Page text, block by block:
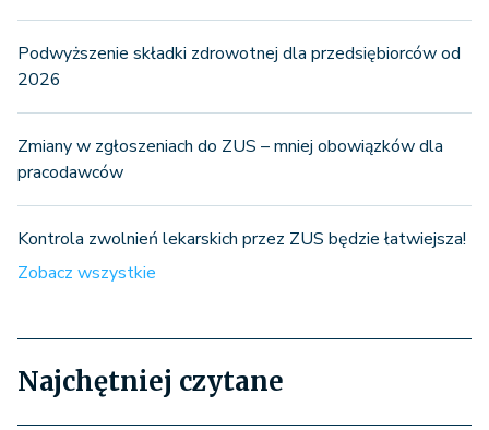
Podwyższenie składki zdrowotnej dla przedsiębiorców od
2026
Zmiany w zgłoszeniach do ZUS – mniej obowiązków dla
pracodawców
Kontrola zwolnień lekarskich przez ZUS będzie łatwiejsza!
Zobacz wszystkie
Najchętniej czytane